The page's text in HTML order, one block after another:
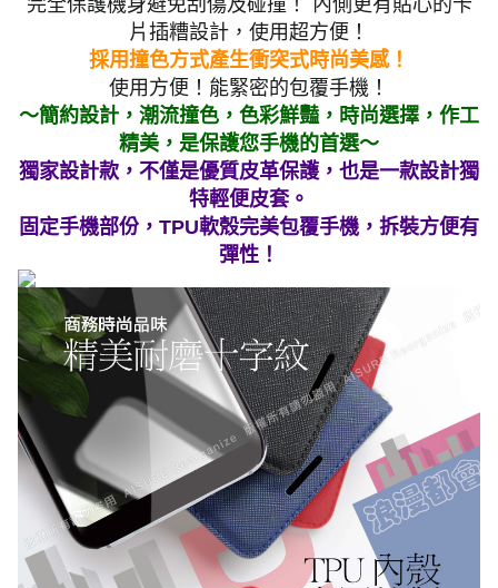
完全保護機身避免刮傷及碰撞！ 內側更有貼心的卡
片插糟設計，使用超方便！
採用撞色方式產生衝突式時尚美感！
使用方便！能緊密的包覆手機！
～簡約設計，潮流撞色，色彩鮮豔，時尚選擇，作工
精美，是保護您手機的首選～
獨家設計款，不僅是優質皮革保護，也是一款設計獨
特輕便皮套。
固定手機部份，TPU軟殼完美包覆手機，拆裝方便有
彈性！